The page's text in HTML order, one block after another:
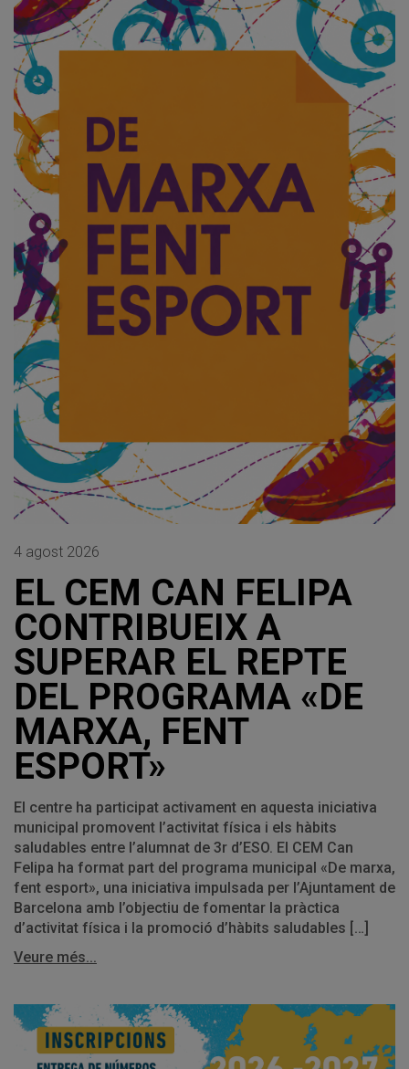
4 agost 2026
EL CEM CAN FELIPA
CONTRIBUEIX A
SUPERAR EL REPTE
DEL PROGRAMA «DE
MARXA, FENT
ESPORT»
El centre ha participat activament en aquesta iniciativa
municipal promovent l’activitat física i els hàbits
saludables entre l’alumnat de 3r d’ESO. El CEM Can
Felipa ha format part del programa municipal «De marxa,
fent esport», una iniciativa impulsada per l’Ajuntament de
Barcelona amb l’objectiu de fomentar la pràctica
d’activitat física i la promoció d’hàbits saludables […]
Veure més...